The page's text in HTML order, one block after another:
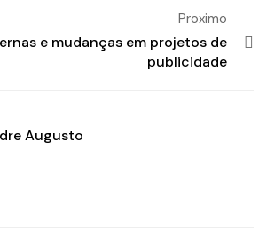
Proximo
e mudanças em projetos de
publicidade
Augusto